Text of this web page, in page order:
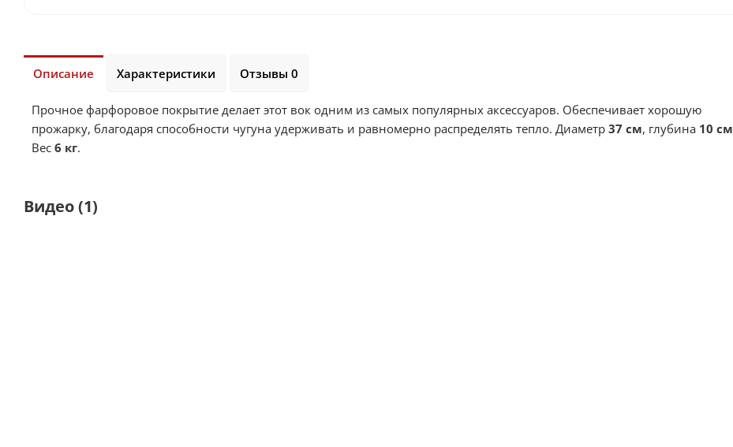
Описание
Прочное фарфоровое покрытие делает этот вок одним из самых популярных аксессуаров. Обеспечивает хорошую
прожарку, благодаря способности чугуна удерживать и равномерно распределять тепло. Диаметр 37 см, глубина 10 см
Вес 6 кг.
Характеристики Отзывы 0
Видео(1)